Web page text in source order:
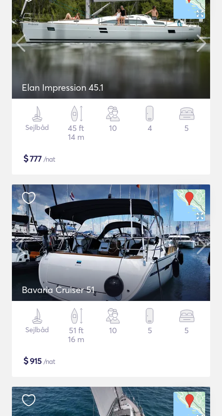
Elan Impression 45.1
Sejlbåd
45 ft
14 m
10 4 5
$777 /nat
Bavaria Cruiser 51
Sejlbåd
51 ft
16 m
10 5 5
$915 /nat